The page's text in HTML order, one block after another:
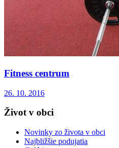
Fitness centrum
26. 10. 2016
Život v obci
Novinky zo života v obci
Najbližšie podujatia